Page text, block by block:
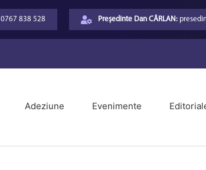
0767 838 528 Președinte Dan CÂRLAN:
Adeziune Evenimente